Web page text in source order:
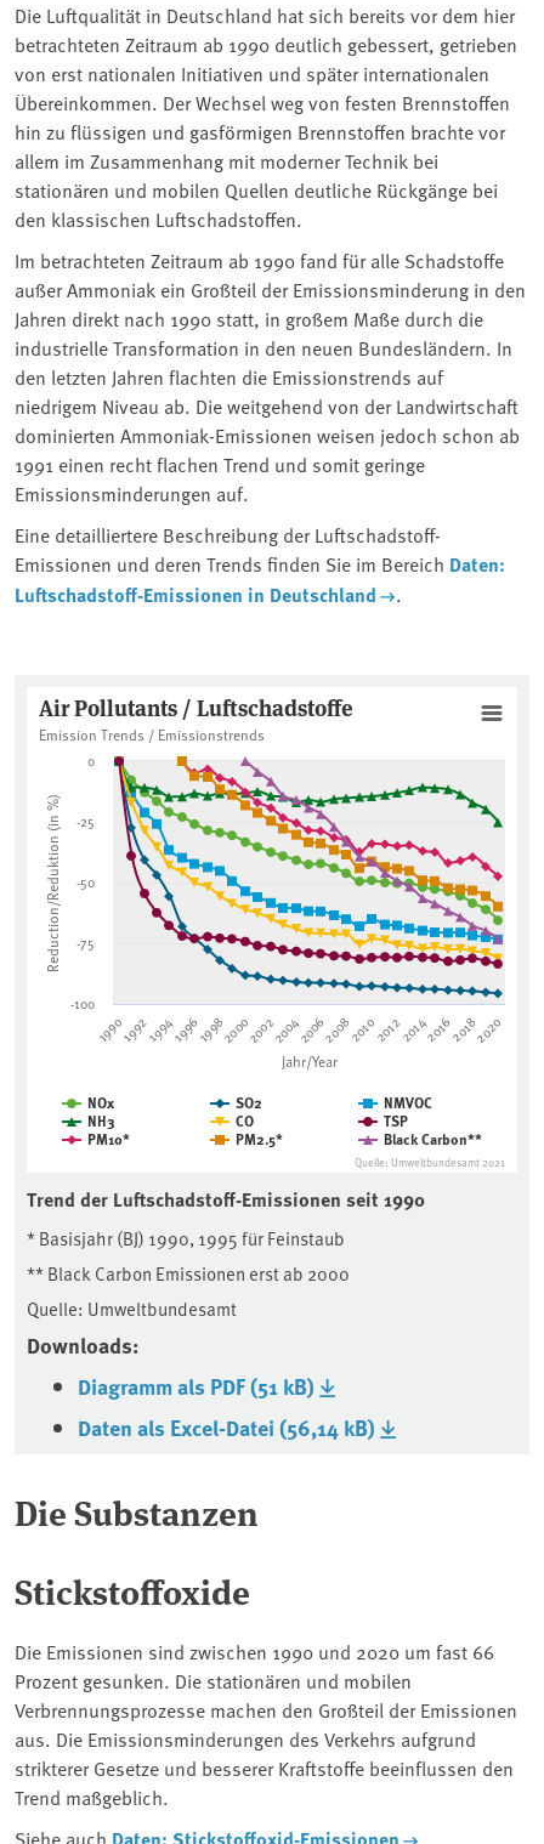
Die Luftqualität in Deutschland hat sich bereits vor dem hier
betrachteten Zeitraum ab 1990 deutlich gebessert, getrieben
von erst nationalen Initiativen und später internationalen
Übereinkommen. Der Wechsel weg von festen Brennstoffen
hin zu flüssigen und gasförmigen Brennstoffen brachte vor
allem im Zusammenhang mit moderner Technik bei
stationären und mobilen Quellen deutliche Rückgänge bei
den klassischen Luftschadstoffen.
Im betrachteten Zeitraum ab 1990 fand für alle Schadstoffe
außer Ammoniak ein Großteil der Emissionsminderung in den
Jahren direkt nach 1990 statt, in großem Maße durch die
industrielle Transformation in den neuen Bundesländern. In
den letzten Jahren flachten die Emissionstrends auf
niedrigem Niveau ab. Die weitgehend von der Landwirtschaft
dominierten Ammoniak-Emissionen weisen jedoch schon ab
1991 einen recht flachen Trend und somit geringe
Emissionsminderungen auf.
Eine detailliertere Beschreibung der Luftschadstoff-
Emissionen und deren Trends finden Sie im Bereich Daten:
Luftschadstoff-Emissionen in Deutschland
.
Air Pollutants / Luftschadstoffe
Line chart with 9 lines.
Emission Trends / Emissionstrends
Die Emissionsentwicklung zeigt für fast alle Luftschadstoffe
The chart has 1 X axis displaying Jahr/Year. Data range: 31
The chart has 1 Y axis displaying Reduction/Reduktion (in
Jahr/Year
Reduction/Reduktion (in %)
Air Pollutants / Luftschadstoffe
Emission Trends / Emissionstrends
NOx SO2
NMVOC
NH3
CO
TSP
PM10*
PM2.5* Black Carbon**
1990199219941996199820002002200420062008201020122014201620182020
-100
-75
-50
-25
0
Quelle: Umweltbundesamt 2021
Die Emissionsentwicklung zeigt für fast alle Luftschadstoffe
Trend der Luftschadstoff-Emissionen seit 1990
* Basisjahr (BJ) 1990, 1995 für Feinstaub
** Black Carbon Emissionen erst ab 2000
Quelle: Umweltbundesamt
Downloads:
Diagramm als PDF (51 kB)
Daten als Excel-Datei (56,14 kB)
Die Substanzen
Stickstoffoxide
Die Emissionen sind zwischen 1990 und 2020 um fast 66
Prozent gesunken. Die stationären und mobilen
Verbrennungsprozesse machen den Großteil der Emissionen
aus. Die Emissionsminderungen des Verkehrs aufgrund
strikterer Gesetze und besserer Kraftstoffe beeinflussen den
Trend maßgeblich.
Siehe auch